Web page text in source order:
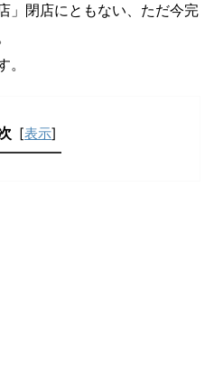
」閉店にともない、ただ今完
[表示]